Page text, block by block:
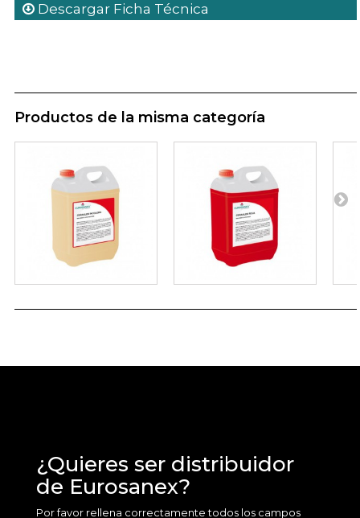
Descargar Ficha Técnica
Productos de la misma categoría
¿Quieres ser distribuidor
de Eurosanex?
Por favor rellena correctamente todos los campos